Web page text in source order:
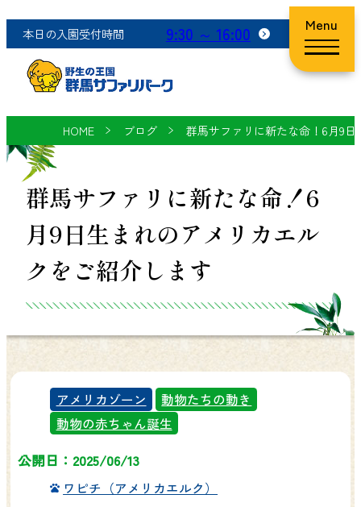
本日の入園受付時間 9:30 ～ 16:00 Menu
HOME ブログ 群馬サファリに新たな命！6月9
群馬サファリに新たな命！6
月9日生まれのアメリカエル
クをご紹介します
アメリカゾーン
動物たちの動き
動物の赤ちゃん誕生
公開日：2025/06/13
ワピチ（アメリカエルク）